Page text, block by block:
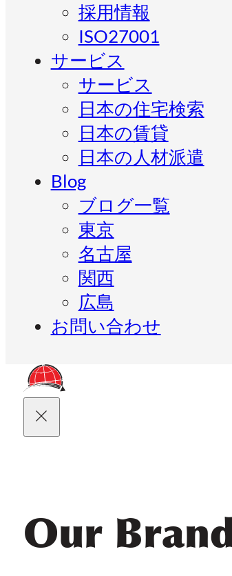
採用情報
ISO27001
サービス
サービス
日本の住宅検索
日本の賃貸
日本の人材派遣
Blog
ブログ一覧
東京
名古屋
関西
広島
お問い合わせ
Our